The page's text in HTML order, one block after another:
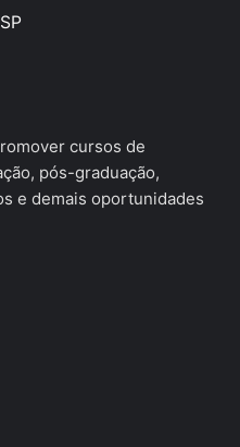
cursos de
pós-graduação,
e demais oportunidades